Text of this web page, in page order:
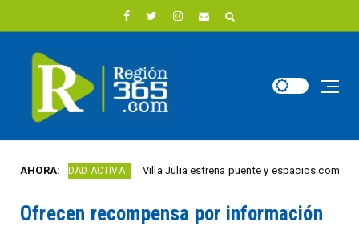
AHORA:
CIUDAD ACTIVA Villa Julia estrena puente y espacios comerciales
Ofrecen recompensa por información